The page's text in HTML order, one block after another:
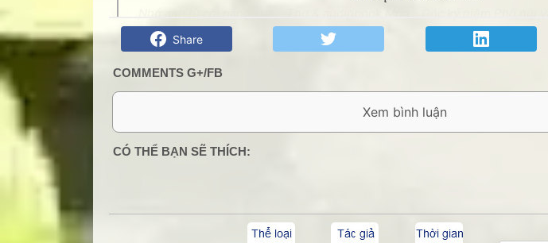
Share
COMMENTS G+/FB
0 Comment:
CÓ THỂ BẠN SẼ THÍCH: